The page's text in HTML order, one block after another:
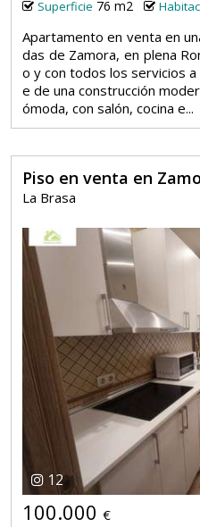
Superficie 76 m2
Apartamento en venta en
das de Zamora, en plena
o y con todos los servicios
e de una construcción
ómoda, con salón, cocina e...
Piso en venta en
La Brasa
12
100.000 €